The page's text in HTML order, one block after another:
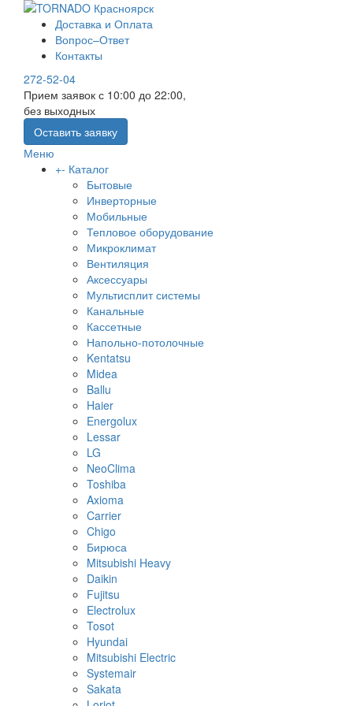
Доставка и Оплата
Вопрос–Ответ
Контакты
272-52-04
Прием заявок с 10:00 до 22:00,
без выходных
Оставить заявку
Меню
+- Каталог
Бытовые
Инверторные
Мобильные
Тепловое оборудование
Микроклимат
Вентиляция
Аксессуары
Мультисплит системы
Канальные
Кассетные
Напольно-потолочные
Kentatsu
Midea
Ballu
Haier
Energolux
Lessar
LG
NeoClima
Toshiba
Axioma
Carrier
Chigo
Бирюса
Mitsubishi Heavy
Daikin
Fujitsu
Electrolux
Tosot
Hyundai
Mitsubishi Electric
Systemair
Sakata